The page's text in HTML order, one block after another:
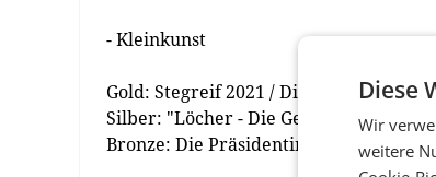
- Kleinkunst
Gold: Stegreif 2021 / Die Tschauner
Silber: "Löcher - Die Geheimnisse
Bronze: Die Präsidentinnen 2022 /
Diese
Wir
weitere